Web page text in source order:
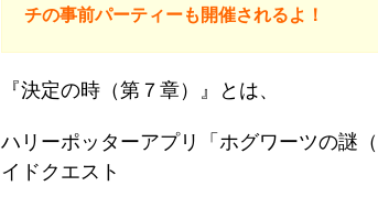
チの事前パーティーも開催されるよ！
『決定の時（第７章）』とは、
ハリーポッターアプリ「ホグワーツの謎
イドクエスト